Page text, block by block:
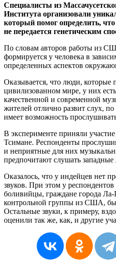
Специалисты из
Института организовали
который помог определить,
не передается генетическим
По словам авторов работы из
формируется у человека в
определенных аспектов
Оказывается, что люди, которые
цивилизованном мире, у них
качественной и современной
жителей отлично развит слух,
имеет возможность
В эксперименте приняли
Тсимане. Респонденты
и неприятные для них
предпочитают слушать западные
Оказалось, что у индейцев нет
звуков. При этом у
боливийцы, граждане города
контрольной группы из США,
Остальные звуки, к примеру,
оценили так же, как, и другие